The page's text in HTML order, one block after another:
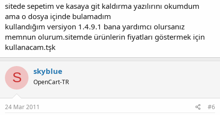
sitede sepetim ve kasaya git kaldırma yazılırını okumdum
ama o dosya içinde bulamadım
kullandığım versiyon 1.4.9.1 bana yardımcı olursanız
memnun olurum.sitemde ürünlerin fiyatları göstermek için
kullanacam.tşk
S skyblue
OpenCart-TR
24 Mar 2011 #6